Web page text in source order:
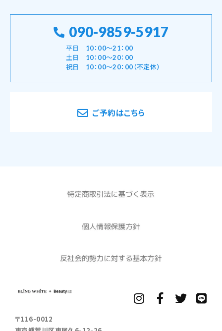
090-9859-5917
平日 10：00～21：00
土日 10：00～20：00
祝日 10：00～20：00（不定休）
ご予約はこちら
〒116-0012